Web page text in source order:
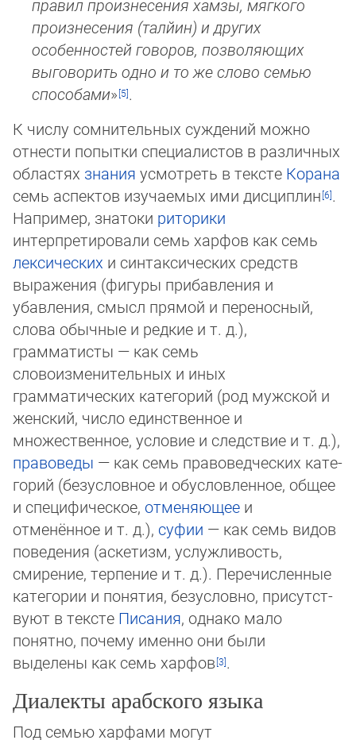
правил произнесения хамзы, мягкого
произнесения (талйин) и других
особенностей говоров, позволяющих
выговорить одно и то же слово семью
способами»
.
К числу сомнительных суждений можно
отнести попытки специалистов в различных
областях знания усмотреть в тексте Корана
семь аспектов изучаемых ими дисциплин
.
Например, знатоки риторики
интерпретировали семь харфов как семь
лексических и синтаксических средств
выражения (фигуры прибавления и
убавления, смысл прямой и переносный,
слова обычные и редкие и т. д.),
грамматисты — как семь
словоизменительных и иных
грамматических категорий (род мужской и
женский, число единственное и
множественное, условие и следствие и т. д.),
правоведы — как семь правоведческих ка­те­
го­рий (безусловное и обусловленное, общее
и специфическое, отменяющее и
отменённое и т. д.), суфии — как семь ви­дов
по­ведения (аскетизм, услужливость,
смирение, терпение и т. д.). Перечисленные
категории и понятия, безусловно, при­сут­ст­
вуют в тексте Писания, однако мало
понятно, почему именно они были
выделены как семь харфов
.
Диалекты арабского языка
Под семью харфами могут